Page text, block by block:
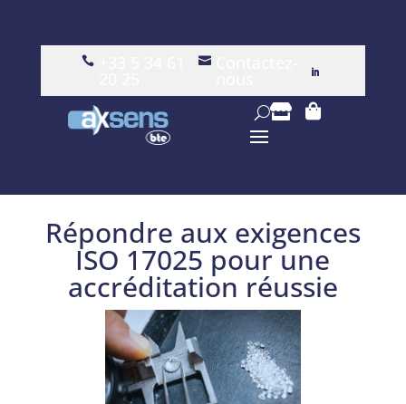
 
 
Répondre aux exigences
ISO 17025 pour une
accréditation réussie